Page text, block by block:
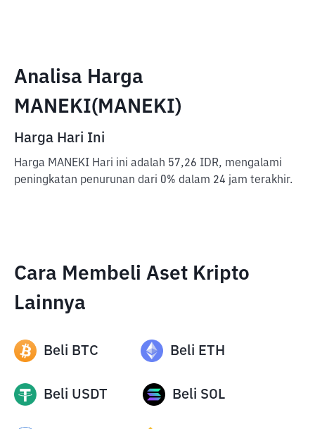
Analisa Harga
MANEKI(MANEKI)
Harga Hari Ini
Harga MANEKI Hari ini adalah 57,26 IDR, mengalami
peningkatan penurunan dari 0% dalam 24 jam terakhir.
Cara Membeli Aset Kripto
Lainnya
Beli BTC Beli ETH
Beli USDT Beli SOL